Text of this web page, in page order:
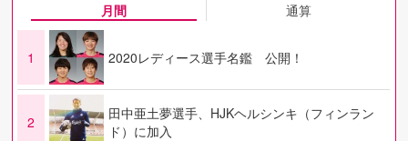
月間 通算
1 2020レディース選手名鑑 公開！
2
田中亜土夢選手、HJKヘルシンキ（フィンラン
ド）に加入